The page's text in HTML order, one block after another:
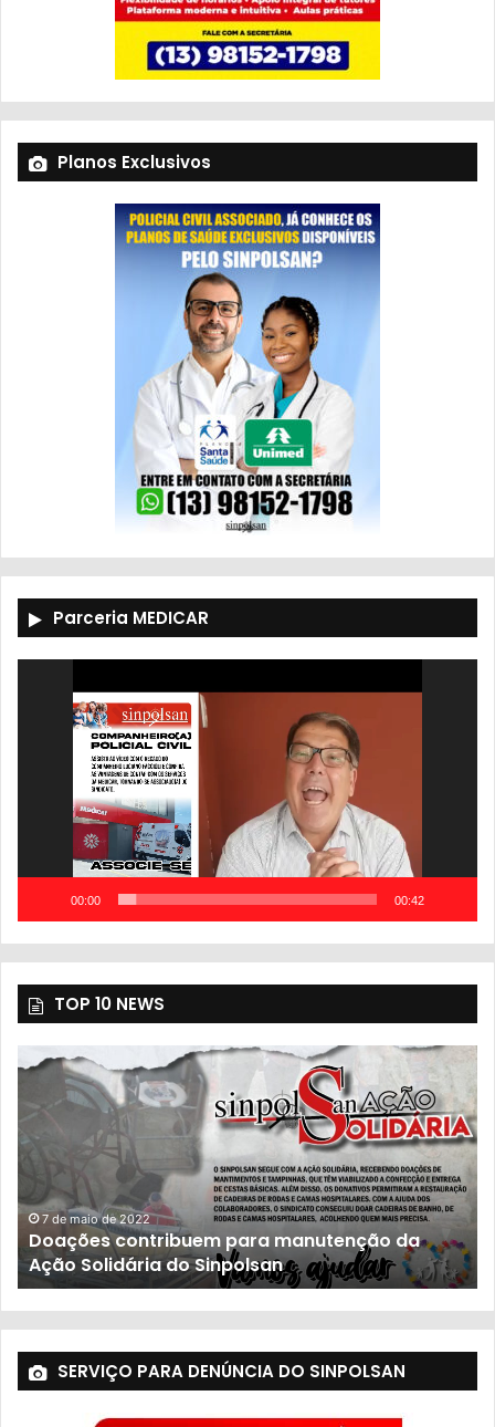
Planos Exclusivos
Parceria MEDICAR
00:00 00:42
TOP 10 NEWS
23 de novembro de 2021
População sofre com descaso do governo
SERVIÇO PARA DENÚNCIA DO SINPOLSAN